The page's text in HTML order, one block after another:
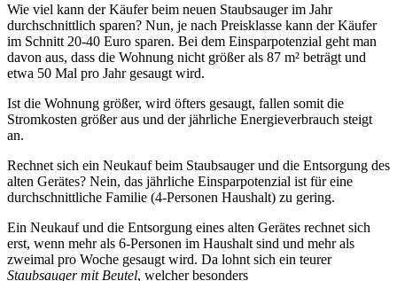
Wie viel kann der Käufer beim neuen Staubsauger im Jahr
durchschnittlich sparen? Nun, je nach Preisklasse kann der Käufer
im Schnitt 20-40 Euro sparen. Bei dem Einsparpotenzial geht man
davon aus, dass die Wohnung nicht größer als 87 m² beträgt und
etwa 50 Mal pro Jahr gesaugt wird.
Ist die Wohnung größer, wird öfters gesaugt, fallen somit die
Stromkosten größer aus und der jährliche Energieverbrauch steigt
an.
Rechnet sich ein Neukauf beim Staubsauger und die Entsorgung des
alten Gerätes? Nein, das jährliche Einsparpotenzial ist für eine
durchschnittliche Familie (4-Personen Haushalt) zu gering.
Ein Neukauf und die Entsorgung eines alten Gerätes rechnet sich
erst, wenn mehr als 6-Personen im Haushalt sind und mehr als
zweimal pro Woche gesaugt wird. Da lohnt sich ein teurer
Staubsauger mit Beutel, welcher besonders